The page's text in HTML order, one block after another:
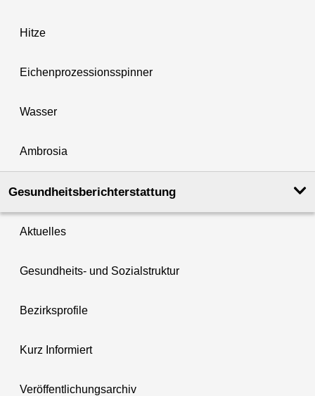
Hitze
Eichenprozessionsspinner
Wasser
Ambrosia
Gesundheits­berichterstattung
Aktuelles
Gesundheits- und Sozialstruktur
Bezirksprofile
Kurz Informiert
Veröffentlichungsarchiv